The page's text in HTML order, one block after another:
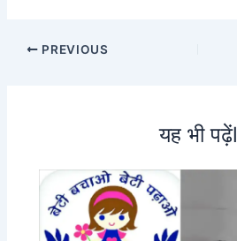
PREVIOUS
यह भी पढ़ेंl